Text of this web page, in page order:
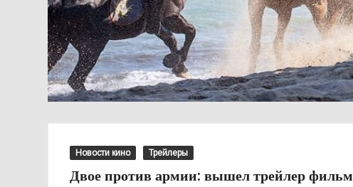
Новости кино Трейлеры
Двое против армии: вышел трейлер